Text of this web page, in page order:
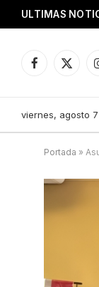
ULTIMAS
Facebook
X
viernes, agosto 7
Portada »